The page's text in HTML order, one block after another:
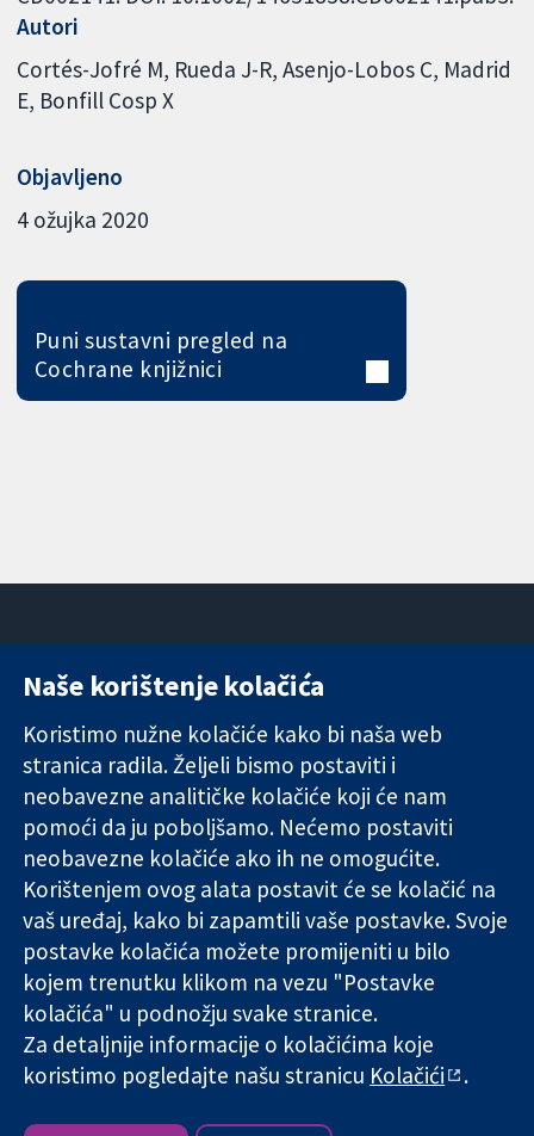
Autori
Cortés-Jofré M Rueda J-R Asenjo-Lobos C Madrid
E Bonfill Cosp X
Objavljeno
4 ožujka 2020
Puni sustavni pregled na
Cochrane knjižnici
Pouzdani dokazi.
Utemeljeni
dokazi.
Bolje zdravlje.
11-13 Cavendish
London
W1G 0AN
Ujedinjeno
Kraljevstvo
Novosti
medije
O nama
Poslovi
Cochrane
Library
The Cochrane Collaboration is a charity (no. 1045921) and a
company limited by guarantee (no. 03044323) registered in
England & Wales. VAT registration number GB 718 2127 49.
Copyright © 2026 The Cochrane Collaboration
Uvjeti korištenja|Odricanje od odgovornosti
Naše korištenje kolačića
Koristimo nužne kolačiće kako bi naša web
stranica radila. Željeli bismo postaviti i
neobavezne analitičke kolačiće koji će nam
pomoći da ju poboljšamo. Nećemo postaviti
neobavezne kolačiće ako ih ne omogućite.
Korištenjem ovog alata postavit će se kolačić na
vaš uređaj, kako bi zapamtili vaše postavke. Svoje
postavke kolačića možete promijeniti u bilo
kojem trenutku klikom na vezu "Postavke
kolačića" u podnožju svake stranice.
Za detaljnije informacije o kolačićima koje
koristimo pogledajte našu stranicu Kolačići .